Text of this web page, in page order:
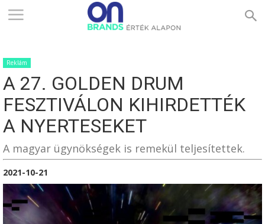
ONBRANDS
–
ÉRTÉK
Reklám
A 27. GOLDEN DRUM
FESZTIVÁLON KIHIRDETTÉK
A NYERTESEKET
A magyar ügynökségek is remekül teljesítettek.
2021-10-21